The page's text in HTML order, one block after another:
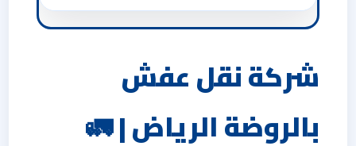
شركة نقل عفش
بالروضة الرياض | 🚛